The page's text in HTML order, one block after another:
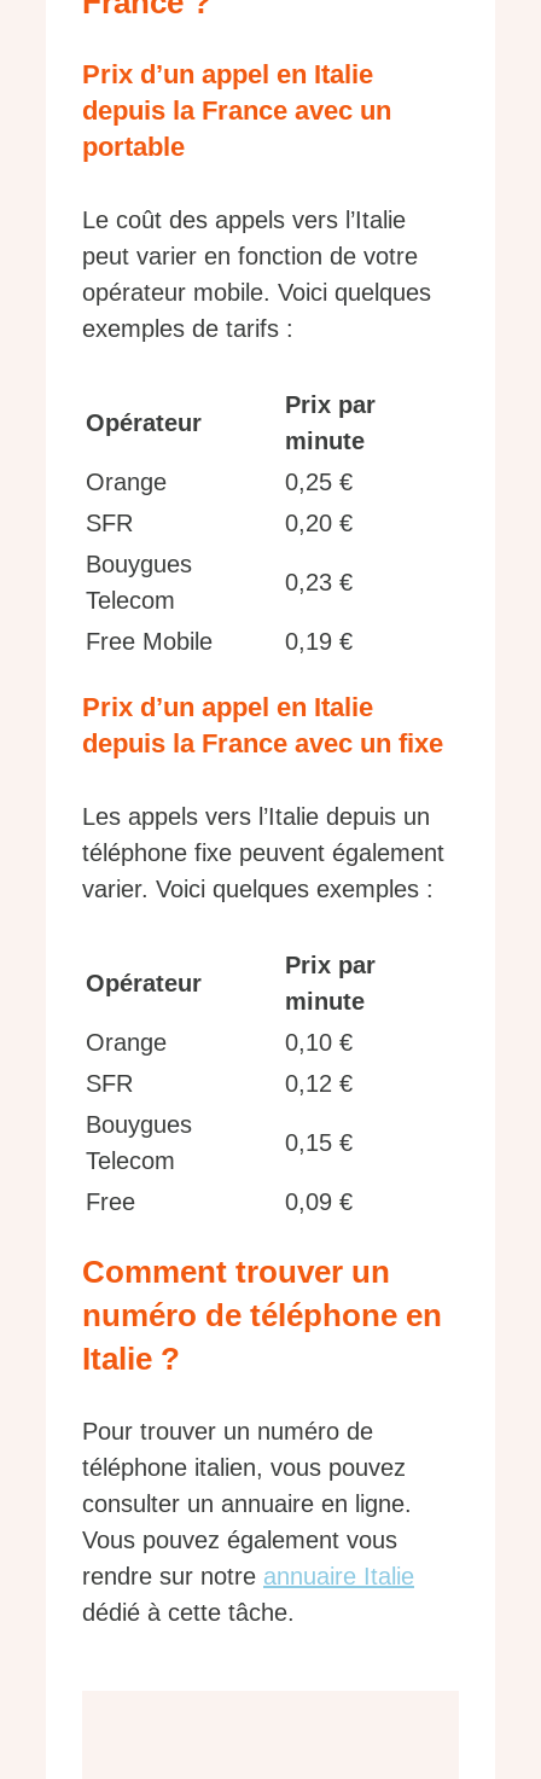
Prix d’un appel en Italie
depuis la France avec un
portable
Le coût des appels vers l’Italie
peut varier en fonction de votre
opérateur mobile. Voici quelques
exemples de tarifs :
Opérateur
Prix par
minute
Orange
0,25 €
SFR
0,20 €
Bouygues
Telecom
0,23 €
Free Mobile 0,19 €
Prix d’un appel en Italie
depuis la France avec un fixe
Les appels vers l’Italie depuis un
téléphone fixe peuvent également
varier. Voici quelques exemples :
Opérateur
Prix par
minute
Orange
0,10 €
SFR
0,12 €
Bouygues
Telecom
0,15 €
Free 0,09 €
Comment trouver un
numéro de téléphone en
Italie ?
Pour trouver un numéro de
téléphone italien, vous pouvez
consulter un annuaire en ligne.
Vous pouvez également vous
rendre sur notre annuaire Italie
dédié à cette tâche.